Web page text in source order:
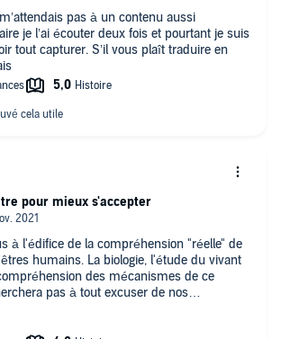
pas à un contenu aussi
je l’ai écouter deux fois et pourtant je suis
tout capturer. S’il vous plaît traduire en
à l'édifice de la compréhension "réelle" de
humains. La biologie, l'étude du vivant
des mécanismes de ce
pas à tout excuser de nos
la lecture de ce livre, on ne l'utilisera
oui, on pourra y trouver une
pour mieux s'accepter